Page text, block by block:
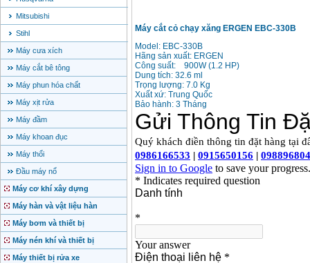
Mitsubishi
Stihl
Máy cưa xích
Máy cắt bê tông
Máy phun hóa chất
Máy xịt rửa
Máy đầm
Máy khoan đục
Máy thổi
Đầu máy nổ
Máy cơ khí xây dựng
Máy hàn và vật liệu hàn
Máy bơm và thiết bị
Máy nén khí và thiết bị
Máy thiết bị rửa xe
Máy cắt cỏ chạy xăng ERGEN EBC-330B
Model: EBC-330B
Hãng sản xuất: ERGEN
Công suất:
900W (1.2 HP)
Dung tích: 32.6 ml
Trọng l ượng: 7.0 Kg
Xuất xứ: Trung Quốc
Bảo hành: 3 Tháng